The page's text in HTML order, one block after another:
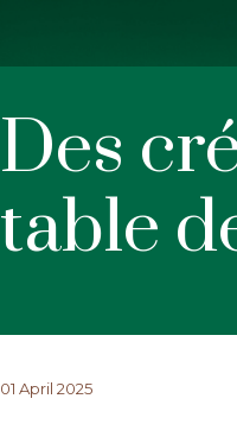
Des
table
01 April 2025